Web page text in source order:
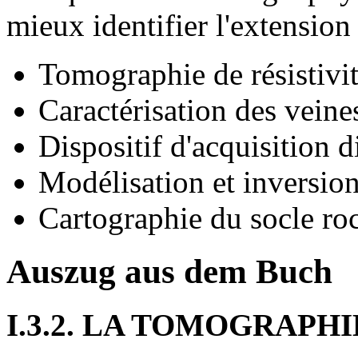
mieux identifier
Tomographie de
Caractérisation des
Dispositif d'acquisition
Modélisation et
Cartographie du socle
Auszug aus dem Buch
I.3.2. LA